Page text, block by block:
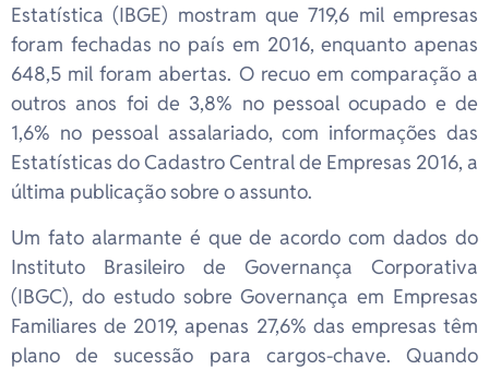
Estatística (IBGE) mostram que 719,6 mil empresas
foram fechadas no país em 2016, enquanto apenas
648,5 mil foram abertas. O recuo em comparação a
outros anos foi de 3,8% no pessoal ocupado e de
1,6% no pessoal assalariado, com informações das
Estatísticas do Cadastro Central de Empresas 2016, a
última publicação sobre o assunto.
Um fato alarmante é que de acordo com dados do
Instituto Brasileiro de Governança Corporativa
(IBGC), do estudo sobre Governança em Empresas
Familiares de 2019, apenas 27,6% das empresas têm
plano de sucessão para cargos-chave. Quando